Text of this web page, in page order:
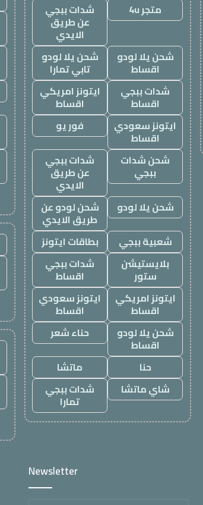
متجر 4u
شدات ببجي
عن طريق
الايدي
شحن يلا لودو
اقساط
شحن يلا لودو
تابي تمارا
شدات ببجي
اقساط
ايتونز امريكي
اقساط
ايتونز سعودي
اقساط
فور يو
شحن شدات
ببجي
شدات ببجي
عن طريق
الايدي
شحن يلا لودو
شحن لودو عن
طريق الايدي
شعبية ببجي
بطاقات ايتونز
بلايستيشن
ستور
شدات ببجي
اقساط
ايتونز امريكي
اقساط
ايتونز سعودي
اقساط
شحن يلا لودو
اقساط
حناء شعر
حنا
ماتشا
شاي ماتشا
شدات ببجي
تمارا
Newsletter